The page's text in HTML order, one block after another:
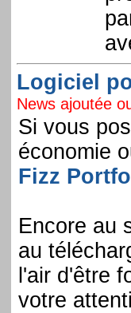
Logiciel
News ajoutée
Si vous
économie
Fizz
Encore au
au
l'air d'être
votre